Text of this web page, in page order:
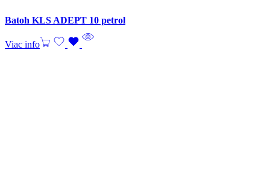
Batoh KLS ADEPT 10 petrol
Viac info